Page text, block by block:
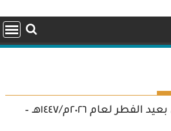
معايدة آل بوعينين بعيد الفطر لعام ٢٠٢٦م/١٤٤٧هـ –